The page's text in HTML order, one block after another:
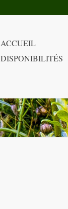
ACCUEIL
DISPONIBILITÉS